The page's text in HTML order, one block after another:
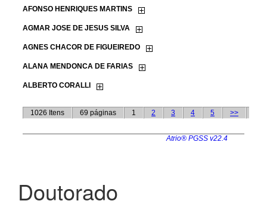
Doutorado